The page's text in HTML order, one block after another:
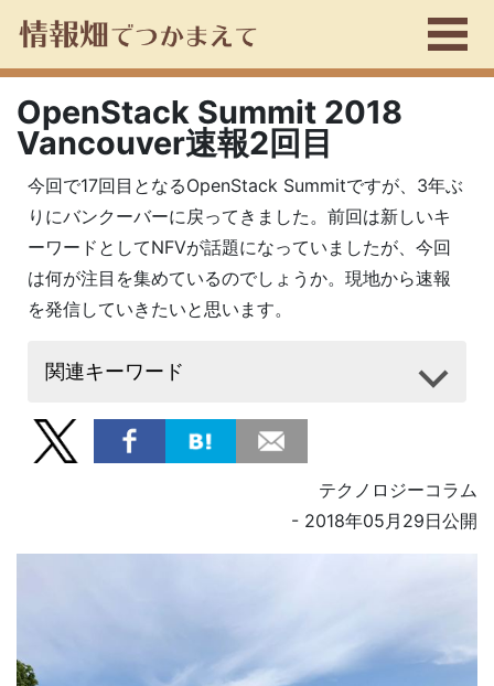
OpenStack Summit 2018
Vancouver速報2回目
今回で17回目となるOpenStack Summitですが、3年ぶ
りにバンクーバーに戻ってきました。前回は新しいキ
ーワードとしてNFVが話題になっていましたが、今回
は何が注目を集めているのでしょうか。現地から速報
を発信していきたいと思います。
関連キーワード
テクノロジーコラム
- 2018年05月29日公開